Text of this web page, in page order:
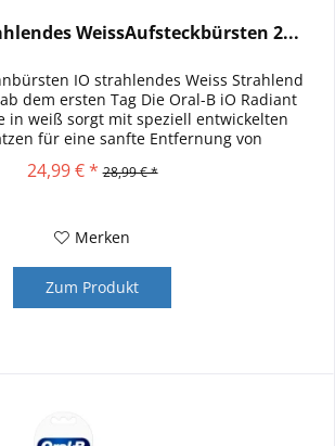
WeissAufsteckbürsten 2...
IO strahlendes Weiss Strahlend
dem ersten Tag Die Oral-B iO Radiant
in weiß sorgt mit speziell entwickelten
für eine sanfte Entfernung von
24,99 € * 28,99 € *
Merken
Zum Produkt